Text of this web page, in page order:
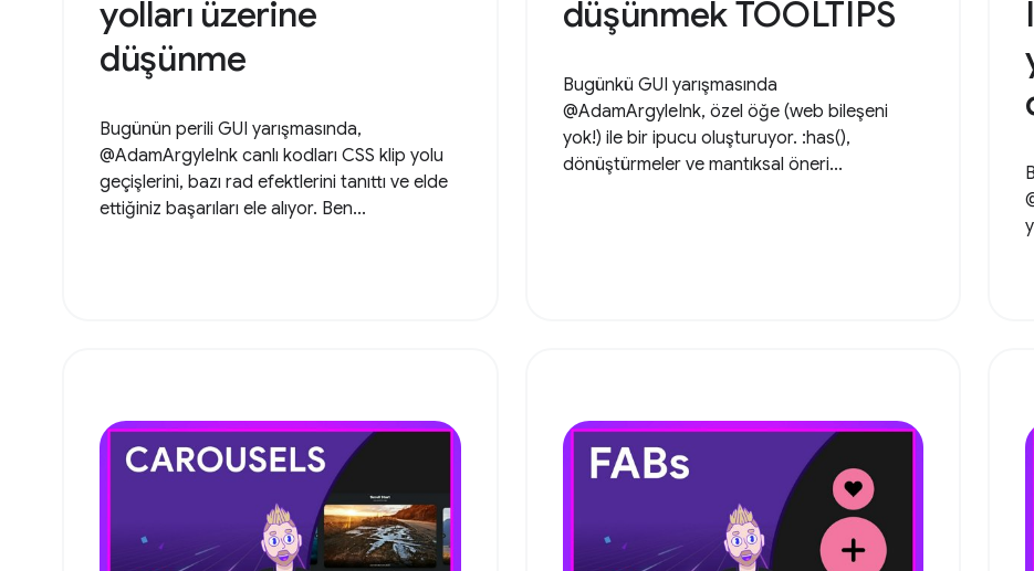
yolları üzerine
düşünme
Bugünün perili GUI yarışmasında,
@AdamArgyleInk canlı kodları CSS klip yolu
geçişlerini, bazı rad efektlerini tanıttı ve elde
ettiğiniz başarıları ele alıyor. Ben...
düşünmek TOOLTIPS
Bugünkü GUI yarışmasında
@AdamArgyleInk, özel öğe (web bileşeni
yok!) ile bir ipucu oluşturuyor. :has(),
dönüştürmeler ve mantıksal öneri...